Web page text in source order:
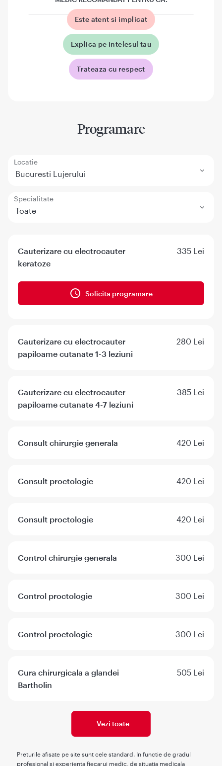
Este atent si implicat
Explica pe intelesul tau
Trateaza cu respect
Programare
Locatie
Bucuresti Lujerului
Specialitate
Toate
Cauterizare cu electrocauter
keratoze
335 Lei
Solicita programare
Cauterizare cu electrocauter
papiloame cutanate 1-3 leziuni
280 Lei
Cauterizare cu electrocauter
papiloame cutanate 4-7 leziuni
385 Lei
Consult chirurgie generala 420 Lei
Consult proctologie 420 Lei
Consult proctologie 420 Lei
Control chirurgie generala 300 Lei
Control proctologie 300 Lei
Control proctologie 300 Lei
Cura chirurgicala a glandei
Bartholin
505 Lei
Vezi toate
Preturile afisate pe site sunt cele standard. In functie de gradul
profesional si experienta fiecarui medic, de situatia medicala